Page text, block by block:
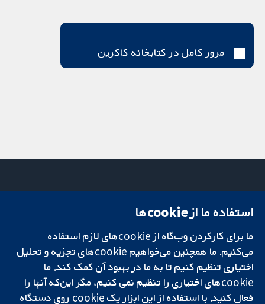
مرور کامل در کتابخانه کاکرین
تحقیقات قابل
اعتماد.
تصمیم‌گیری آگاهانه.
سلامت بهتر.
میدان کاوندیش
لندن
W1G 0AN
بریتانیا
دفتر رسانه‌ای
درباره ما
فرصت‌های
شغلی
Cochrane
استفاده ما از cookie‌ها
ما برای کارکردن وب‌گاه از cookie‌های لازم استفاده
می‌کنیم. ما همچنین می‌خواهیم cookie‌های تجزیه و تحلیل
اختیاری تنظیم کنیم تا به ما در بهبود آن کمک کند. ما
cookie‌های اختیاری را تنظیم نمی کنیم، مگر این‌که آنها را
فعال کنید. با استفاده از این ابزار یک cookie‌ روی دستگاه